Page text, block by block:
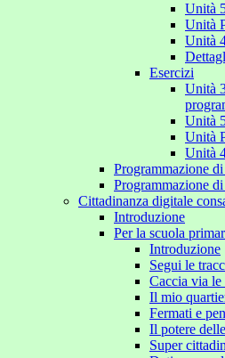
Unità
Unità
Unità
Esercizi
Unità
Unità
Unità
Unità
Programmazione
Programmazione
Cittadinanza digitale
Introduzione
Per la scuola
Introduzione
Segui le
Caccia via
Il mio
Fermati e
Il potere
Super